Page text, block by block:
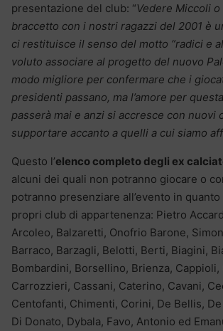
presentazione del club: “Vedere Miccoli
braccetto con i nostri ragazzi del 2001 è
ci restituisce il senso del motto “radici e
voluto associare al progetto del nuovo
modo migliore per confermare che i
presidenti passano, ma l’amore per
passerà mai e anzi si accresce con nuovi
supportare accanto a quelli a cui siamo
Questo l’elenco completo degli ex
alcuni dei quali non potranno giocare o
potranno presenziare all’evento in
propri club di appartenenza: Pietro
Arcoleo, Balzaretti, Onofrio Barone,
Barraco, Barzagli, Belotti, Berti, Biagini,
Bombardini, Borsellino, Brienza, Cappioli,
Carrozzieri, Cassani, Caterino, Cavani,
Centofanti, Chimenti, Corini, De Bellis,
Di Donato, Dybala, Favo, Antonio ed